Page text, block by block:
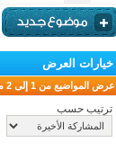
خيارات العرض
عرض المواضيع من 1 إلى 2 من 2
ترتيب حسب